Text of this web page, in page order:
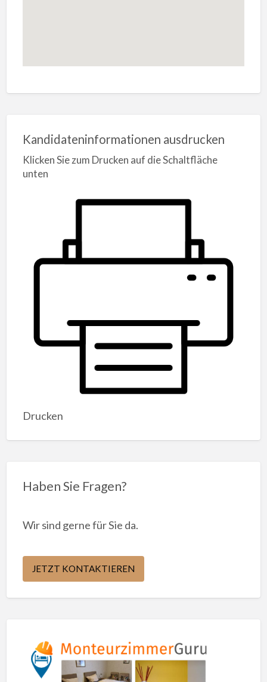
Kandidateninformationen ausdrucken
Klicken Sie zum Drucken auf die Schaltfläche
unten
Drucken
Haben Sie Fragen?
Wir sind gerne für Sie da.
JETZT KONTAKTIEREN